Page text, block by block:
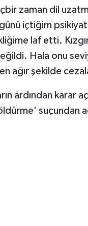
zaman dil
içtiğim
laf etti.
Hala onu
ağır şekilde
ardından karar
suçundan